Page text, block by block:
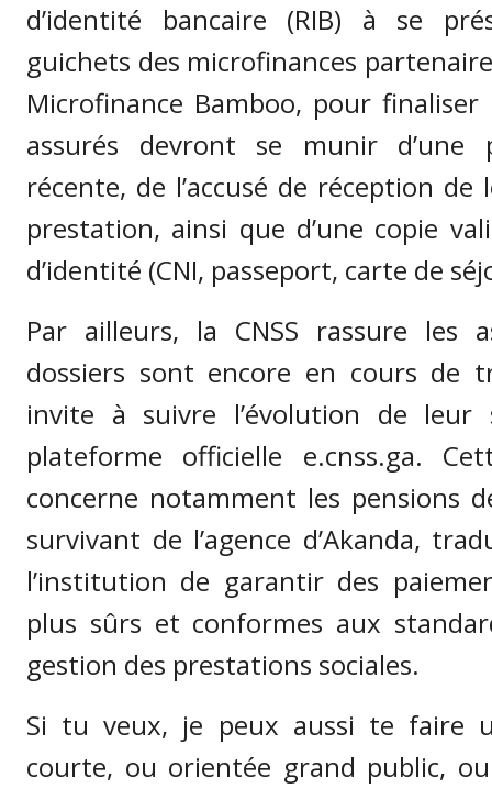
d’identité bancaire (RIB) à se
guichets des microfinances
Microfinance Bamboo, pour finaliser
assurés devront se munir d’une
récente, de l’accusé de réception de
prestation, ainsi que d’une copie
d’identité (CNI, passeport, carte de
Par ailleurs, la CNSS rassure les
dossiers sont encore en cours de
invite à suivre l’évolution de
plateforme officielle e.cnss.ga.
concerne notamment les pensions
survivant de l’agence d’Akanda,
l’institution de garantir des
plus sûrs et conformes aux
gestion des prestations sociales.
Si tu veux, je peux aussi te faire
courte, ou orientée grand public,